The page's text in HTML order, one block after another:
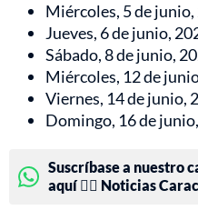
Miércoles, 5 de
Jueves, 6 de junio,
Sábado, 8 de junio,
Miércoles, 12 de
Viernes, 14 de junio,
Domingo, 16 de
Suscríbase a nuestro
aquí 👉🏻 Noticias